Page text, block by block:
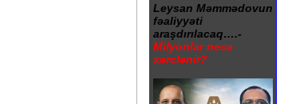
Leysan Məmmədovun
fəaliyyəti
araşdırılacaq….-
Milyonlar necə
xərclənir?